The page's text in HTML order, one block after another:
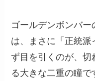
ゴールデンボンバ
は、まさに「正統派
ず目を引くのが、
る大きな二重の瞳で